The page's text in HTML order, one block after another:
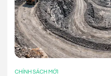
CHÍNH SÁCH MỚI